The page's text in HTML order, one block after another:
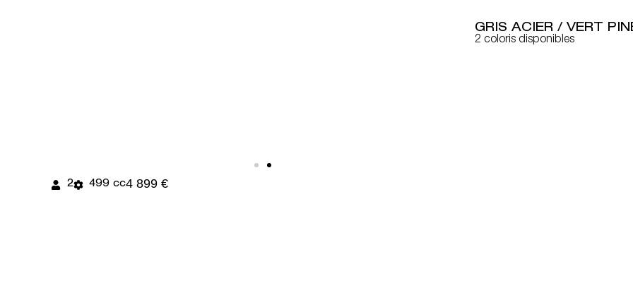
2 499 cc4 899 €
GRIS ACIER / VERT
2 coloris disponibles